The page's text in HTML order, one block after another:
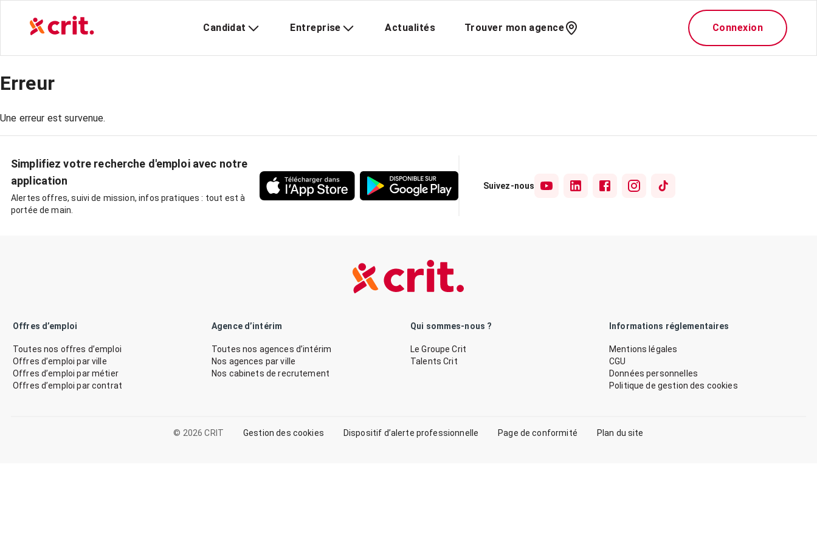
Candidat Entreprise Actualités Trouver mon agence Connexion
Erreur
Une erreur est survenue.
Simplifiez votre recherche d'emploi avec notre
application
Alertes offres, suivi de mission, infos pratiques : tout est à
portée de main.
Suivez-nous
Offres d’emploi
Toutes nos offres d’emploi
Offres d’emploi par ville
Offres d’emploi par métier
Offres d’emploi par contrat
Agence d’intérim
Toutes nos agences d’intérim
Nos agences par ville
Nos cabinets de recrutement
Qui sommes-nous ?
Le Groupe Crit
Talents Crit
Informations réglementaires
Mentions légales
CGU
Données personnelles
Politique de gestion des cookies
© 2026 CRIT Gestion des cookies Dispositif d’alerte professionnelle Page de conformité Plan du site